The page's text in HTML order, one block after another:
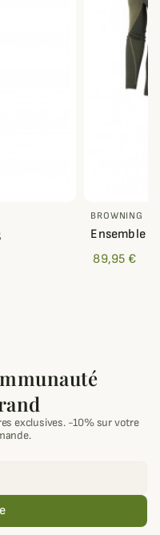
BROWNING
Ensemble
89,95 €
exclusives. -10% sur votre